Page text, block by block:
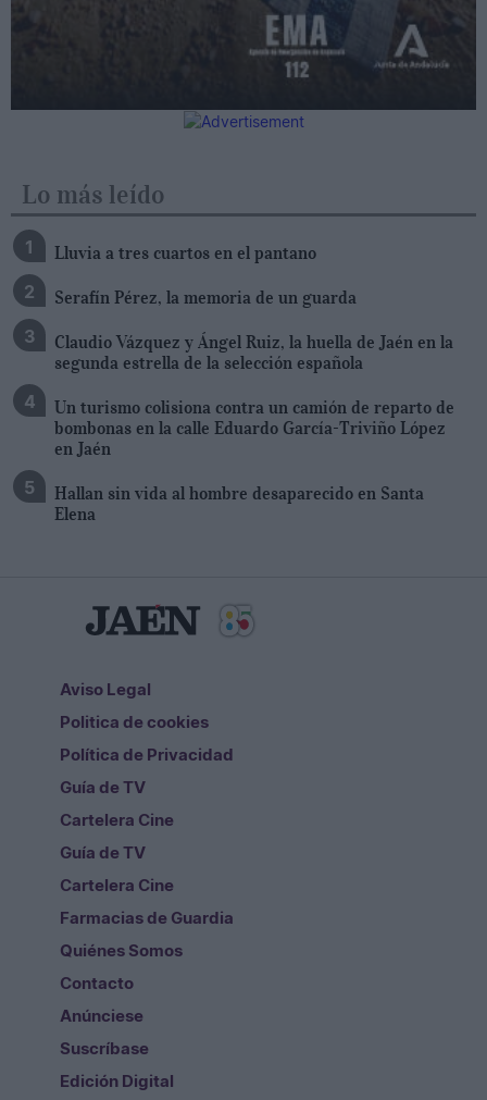
Lo más leído
Lluvia a tres cuartos en el pantano
Serafín Pérez, la memoria de un guarda
Claudio Vázquez y Ángel Ruiz, la huella de Jaén en la
segunda estrella de la selección española
Un turismo colisiona contra un camión de reparto de
bombonas en la calle Eduardo García-Triviño López
en Jaén
Hallan sin vida al hombre desaparecido en Santa
Elena
Aviso Legal
Politica de cookies
Política de Privacidad
Guía de TV
Cartelera Cine
Guía de TV
Cartelera Cine
Farmacias de Guardia
Quiénes Somos
Contacto
Anúnciese
Suscríbase
Edición Digital